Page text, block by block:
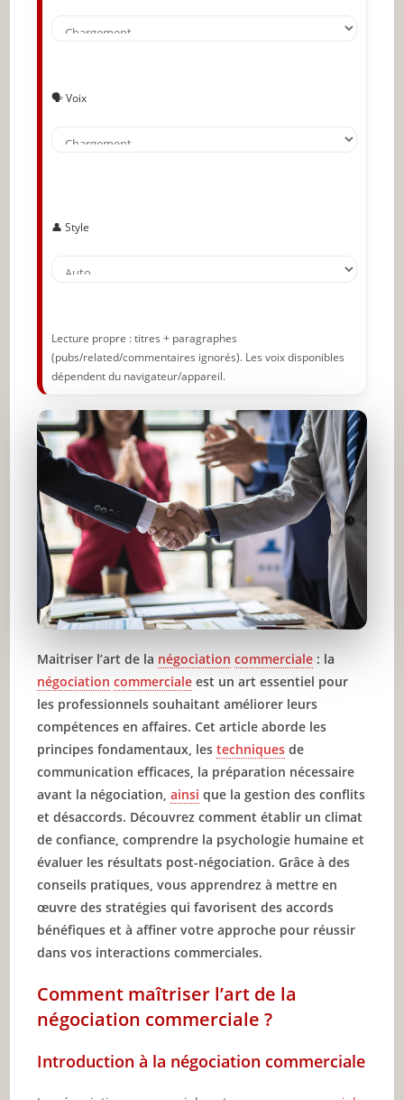
🗣️ Voix
👤 Style
Lecture propre : titres + paragraphes
(pubs/related/commentaires ignorés). Les voix disponibles
dépendent du navigateur/appareil.
Maitriser l’art de la négociation commerciale : la
négociation commerciale est un art essentiel pour
les professionnels souhaitant améliorer leurs
compétences en affaires. Cet article aborde les
principes fondamentaux, lestechniques de
communication efficaces, la préparation nécessaire
avant la négociation,ainsi que la gestion des conflits
et désaccords. Découvrez comment établir un climat
de confiance, comprendre la psychologie humaine et
évaluer les résultats post-négociation. Grâce à des
conseils pratiques, vous apprendrez à mettre en
œuvre des stratégies qui favorisent des accords
bénéfiques et à affiner votre approche pour réussir
dans vos interactions commerciales.
Comment maîtriser l’art de la
négociation commerciale ?
Introduction à la négociation commerciale